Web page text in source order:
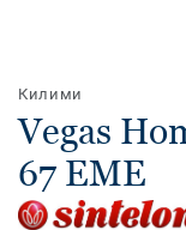
Килими
Vegas
67 EME